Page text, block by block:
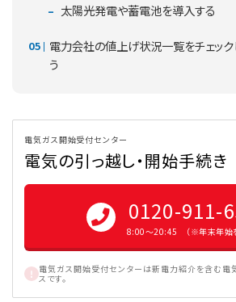
太陽光発電や蓄電池を導入する
電力会社の値上げ状況一覧をチェッ
う
電気ガス開始受付センター
電気の引っ越し・開始手続き
0120-911-
8:00〜20:45 （※年末年始を
電気ガス開始受付センターは新電力紹介を含む電
スです。